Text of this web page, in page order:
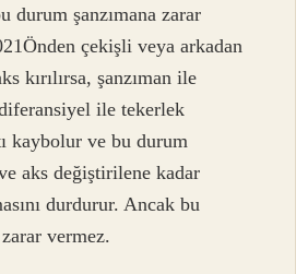
durum şanzımana zarar
çekişli veya arkadan
kırılırsa, şanzıman ile
ile tekerlek
kaybolur ve bu durum
aks değiştirilene kadar
durdurur. Ancak bu
vermez.